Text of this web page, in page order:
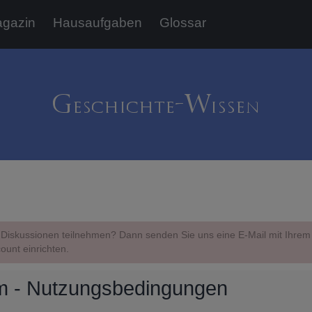
Hausaufgaben Glossar
teilnehmen? Dann senden Sie uns eine E-Mail mit
einrichten.
- Nutzungsbedingungen